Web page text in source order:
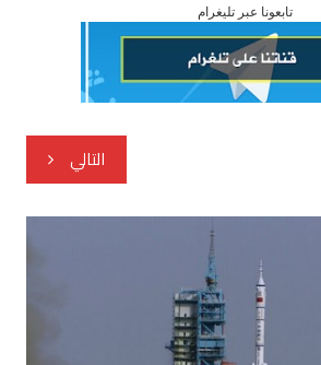
تابعونا عبر تليغرام
التالي